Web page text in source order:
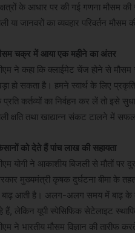
के आधार पर की गई गणना मौसम
या जानवरों का व्यवहार परिवर्तन मौसम
चक्र में आया एक महीने का अंतर
ने कहा कि क्लाईमेट चेंज होने से
हो सकता है। हमने स्वार्थ के लिए
कर्तव्यों का निर्वहन कर लें तो इसे
क्षति तथा खाद्यान्न संकट टालने में
को देते हैं पांच लाख की सहायता
योगी ने आकाशीय बिजली से मौतों पर
मुख्यमंत्री कृषक दुर्घटना बीमा के
आती है। अलग-अलग समय में बाढ़ के
हैं, लेकिन यूपी स्पेसिफिक सेटेलाइट
ने भारतीय मौसम विज्ञान की तारीफ